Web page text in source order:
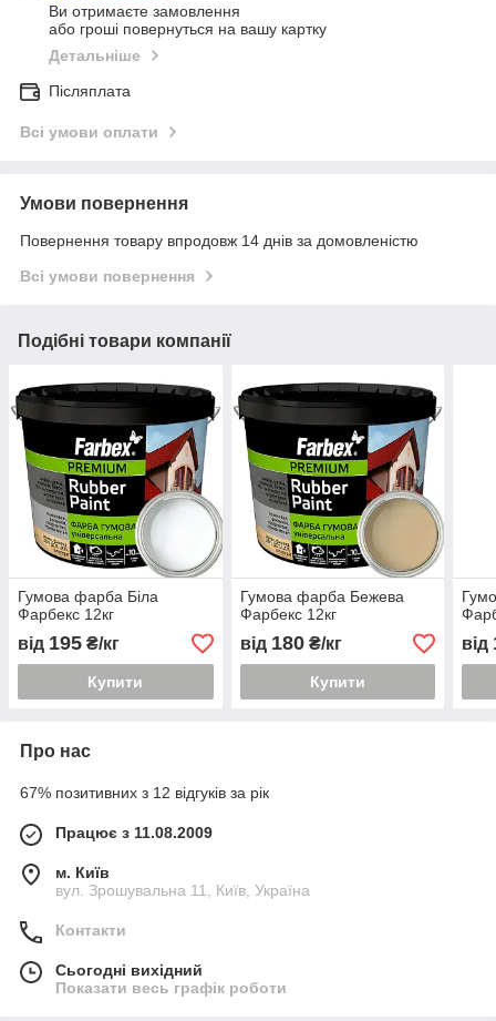
Ви отримаєте замовлення
або гроші повернуться на вашу картку
Детальніше
Післяплата
Всі умови оплати
Умови повернення
Повернення товару впродовж 14 днів за домовленістю
Всі умови повернення
Подібні товари компанії
Гумова фарба Біла
Фарбекс 12кг
від 195 ₴/кг
Купити
Гумова фарба Бежева
Фарбекс 12кг
від 180₴/кг
Купити
від
Про нас
67% позитивних з 12 відгуків за рік
Працює з 11.08.2009
м. Київ
вул. Зрошувальна 11, Київ, Україна
Контакти
Сьогодні вихідний
Показати весь графік роботи